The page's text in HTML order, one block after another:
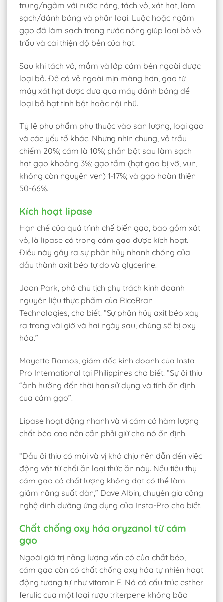
trụng/ngâm với nước nóng, tách vỏ, xát hạt, làm
sạch/đánh bóng và phân loại. Luộc hoặc ngâm
gạo đã làm sạch trong nước nóng giúp loại bỏ vỏ
trấu và cải thiện độ bền của hạt.
Sau khi tách vỏ, mầm và lớp cám bên ngoài được
loại bỏ. Để có vẻ ngoài mịn màng hơn, gạo từ
máy xát hạt được đưa qua máy đánh bóng để
loại bỏ hạt tinh bột hoặc nội nhũ.
Tỷ lệ phụ phẩm phụ thuộc vào sản lượng, loại gạo
và các yếu tố khác. Nhưng nhìn chung, vỏ trấu
chiếm 20%; cám là 10%; phần bột sau làm sạch
hạt gạo khoảng 3%; gạo tấm (hạt gạo bị vỡ, vụn,
không còn nguyên vẹn) 1-17%; và gạo hoàn thiện
50-66%.
Kích hoạt lipase
Hạn chế của quá trình chế biến gạo, bao gồm xát
vỏ, là lipase có trong cám gạo được kích hoạt.
Điều này gây ra sự phân hủy nhanh chóng của
dầu thành axit béo tự do và glycerine.
Joon Park, phó chủ tịch phụ trách kinh doanh
nguyên liệu thực phẩm của RiceBran
Technologies, cho biết: “Sự phân hủy axit béo xảy
ra trong vài giờ và hai ngày sau, chúng sẽ bị oxy
hóa.”
Mayette Ramos, giám đốc kinh doanh của Insta-
Pro International tại Philippines cho biết: “Sự ôi thiu
“ảnh hưởng đến thời hạn sử dụng và tính ổn định
của cám gạo”.
Lipase hoạt động nhanh và vì cám có hàm lượng
chất béo cao nên cần phải giữ cho nó ổn định.
“Dầu ôi thiu có mùi và vị khó chịu nên dẫn đến việc
động vật từ chối ăn loại thức ăn này. Nếu tiêu thụ
cám gạo có chất lượng không đạt có thể làm
giảm năng suất đàn,” Dave Albin, chuyên gia công
nghệ dinh dưỡng ứng dụng của Insta-Pro cho biết.
Chất chống oxy hóa oryzanol từ cám
gạo
Ngoài giá trị năng lượng vốn có của chất béo,
cám gạo còn có chất chống oxy hóa tự nhiên hoạt
động tương tự như vitamin E. Nó có cấu trúc esther
ferulic của một loại rượu triterpene không bão